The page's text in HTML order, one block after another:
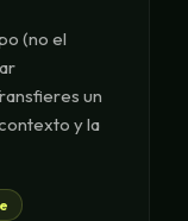
(no el
un
y la